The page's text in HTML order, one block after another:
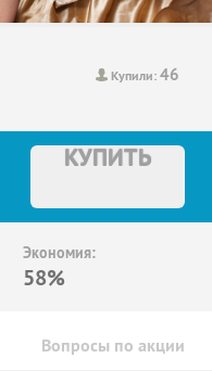
Купили:46
КУПИТЬ
Экономия:
58%
Вопросы по акции